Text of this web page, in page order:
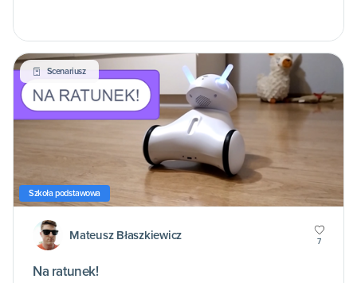
Scenariusz
Szkoła podstawowa
Mateusz Błaszkiewicz 7
Na ratunek!